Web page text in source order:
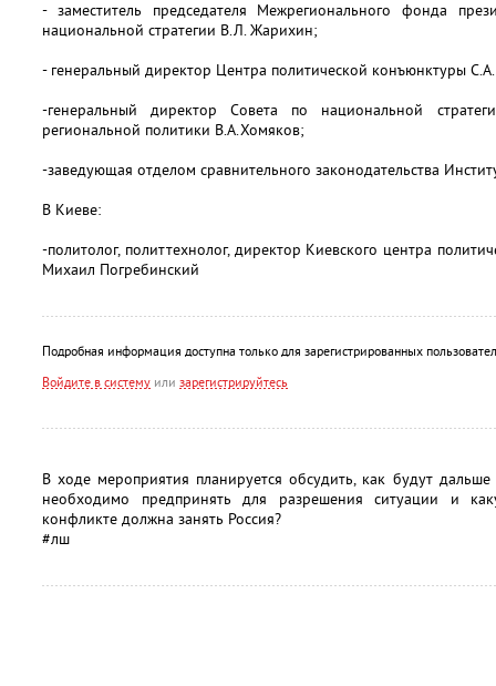
- заместитель председателя Межрегионального фонда
национальной стратегии В.Л. Жарихин;
- генеральный директор Центра политической конъюнктуры
-генеральный директор Совета по национальной
региональной политики В.А.Хомяков;
-заведующая отделом сравнительного законодательства
В Киеве:
-политолог, политтехнолог, директор Киевского центра
Михаил Погребинский
Подробная информация доступна только для зарегистрированных
Войдите в систему или зарегистрируйтесь
В ходе мероприятия планируется обсудить, как будут
необходимо предпринять для разрешения ситуации и
конфликте должна занять Россия?
#лш